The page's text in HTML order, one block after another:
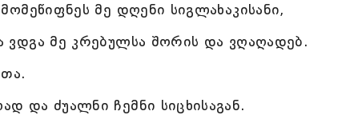
მე დღენი სიგლახაკისანი,
მე კრებულსა შორის და ვღაღადებ.
და ძუალნი ჩემნი სიცხისაგან.